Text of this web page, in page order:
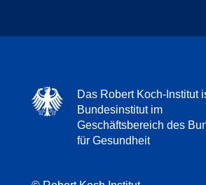
Das Robert Koch-Institut
Bundesinstitut im
Geschäftsbereich des
für Gesundheit